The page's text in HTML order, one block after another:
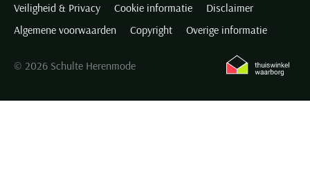
Veiligheid & Privacy Cookie informatie
Disclaimer
Algemene voorwaarden
Copyright Overige informatie
© 2026 Schulte Herenmode